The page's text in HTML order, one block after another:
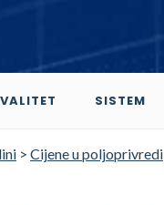
SISTEM
> Cijene u poljoprivredi